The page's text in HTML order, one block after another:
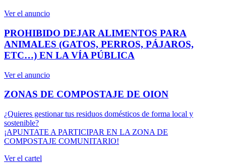
Ver el anuncio
PROHIBIDO DEJAR ALIMENTOS PARA
ANIMALES (GATOS, PERROS, PÁJAROS,
ETC…) EN LA VÍA PÚBLICA
Ver el anuncio
ZONAS DE COMPOSTAJE DE OION
¿Quieres gestionar tus residuos domésticos de forma local y
sostenible?
¡APUNTATE A PARTICIPAR EN LA ZONA DE
COMPOSTAJE COMUNITARIO!
Ver el cartel